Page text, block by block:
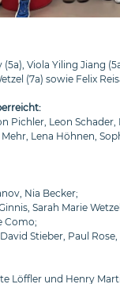
Viola Yiling Jiang
(7a) sowie Felix
Pichler, Leon
Lena Höhnen,
Nia Becker;
Sarah Marie
Como;
Stieber, Paul Rose,
Löffler und Henry